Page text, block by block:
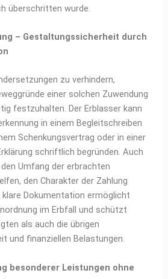
überschritten wurde.
– Gestaltungssicherheit durch
zu verhindern,
einer solchen Zuwendung
festzuhalten. Der Erblasser kann
in einem Begleitschreiben
Schenkungsvertrag oder in einer
schriftlich begründen. Auch
Umfang der erbrachten
den Charakter der Zahlung
klare Dokumentation ermöglicht
im Erbfall und schützt
als auch die übrigen
und finanziellen Belastungen.
besonderer Leistungen ohne